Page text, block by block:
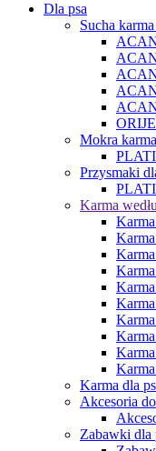
Dla psa
Sucha
Mokra
Przysmaki
Karma
Karma dla
Akcesoria
Zabawki dla